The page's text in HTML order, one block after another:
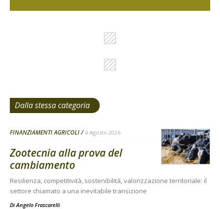
Dalla stessa categoria
FINANZIAMENTI AGRICOLI 4 Agosto 2026
Zootecnia alla prova del
cambiamento
Resilienza, competitività, sostenibilità, valorizzazione territoriale: il
settore chiamato a una inevitabile transizione
Di Angelo Frascarelli